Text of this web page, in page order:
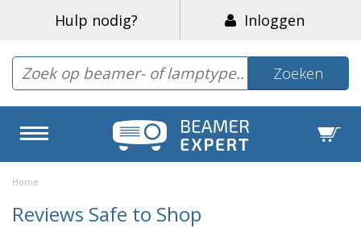
Hulp nodig? Inloggen
Zoeken
Home
Reviews Safe to Shop